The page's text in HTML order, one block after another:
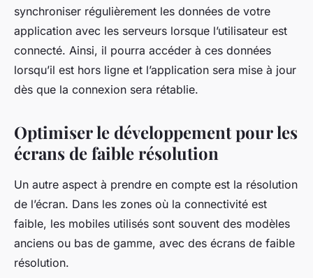
synchroniser régulièrement les données de votre
application avec les serveurs lorsque l’utilisateur est
connecté. Ainsi, il pourra accéder à ces données
lorsqu’il est hors ligne et l’application sera mise à jour
dès que la connexion sera rétablie.
Optimiser le développement pour les
écrans de faible résolution
Un autre aspect à prendre en compte est la résolution
de l’écran. Dans les zones où la connectivité est
faible, les mobiles utilisés sont souvent des modèles
anciens ou bas de gamme, avec des écrans de faible
résolution.